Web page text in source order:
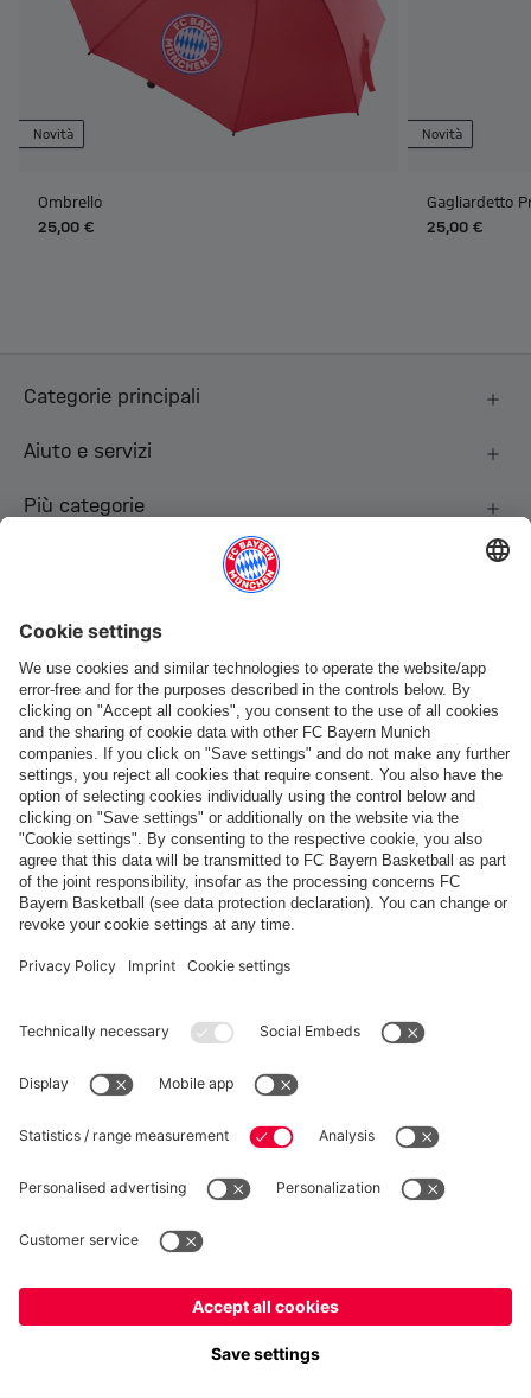
Novità
Ombrello
25,00 €
Novità
Gagliardetto
25,00 €
Categorie principali
Aiuto e servizi
Più categorie
Pagamento e consegna
FC Bayern Store App
RECESSO
Privacy
Impostazioni dei cookie
*Prezzi IVA inclusa e spese di spedizione escluse
© FC Bayern München AG
FC Bayern München AG, Säbener Str. 51-57, 81547 Monaco
Italianoper consegnare lì!
Globaleper consegnare lì!